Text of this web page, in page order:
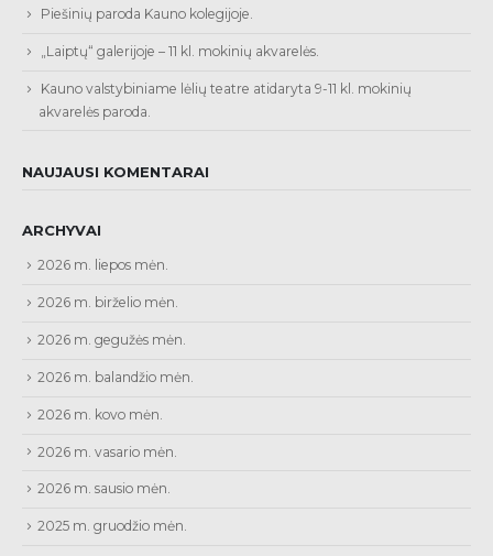
Piešinių paroda Kauno kolegijoje.
„Laiptų“ galerijoje – 11 kl. mokinių akvarelės.
Kauno valstybiniame lėlių teatre atidaryta 9-11 kl. mokinių
akvarelės paroda.
NAUJAUSI KOMENTARAI
ARCHYVAI
2026 m. liepos mėn.
2026 m. birželio mėn.
2026 m. gegužės mėn.
2026 m. balandžio mėn.
2026 m. kovo mėn.
2026 m. vasario mėn.
2026 m. sausio mėn.
2025 m. gruodžio mėn.